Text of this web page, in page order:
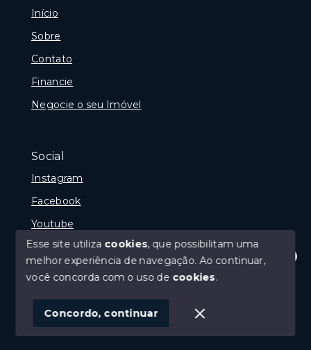
Olá! Estamos disponíveis para te ajudar.
Início
Sobre
Contato
Financie
Negocie o seu Imóvel
Social
Instagram
Facebook
Youtube
© Copyright 2026 - Gramado Class - Todos os direitos
SITE PARA IMOBILIARIA
Esse site utiliza cookies, que possibilitam uma
melhor experiência de navegação.Ao continuar,
você concorda com o uso de cookies.
Concordo, continuar